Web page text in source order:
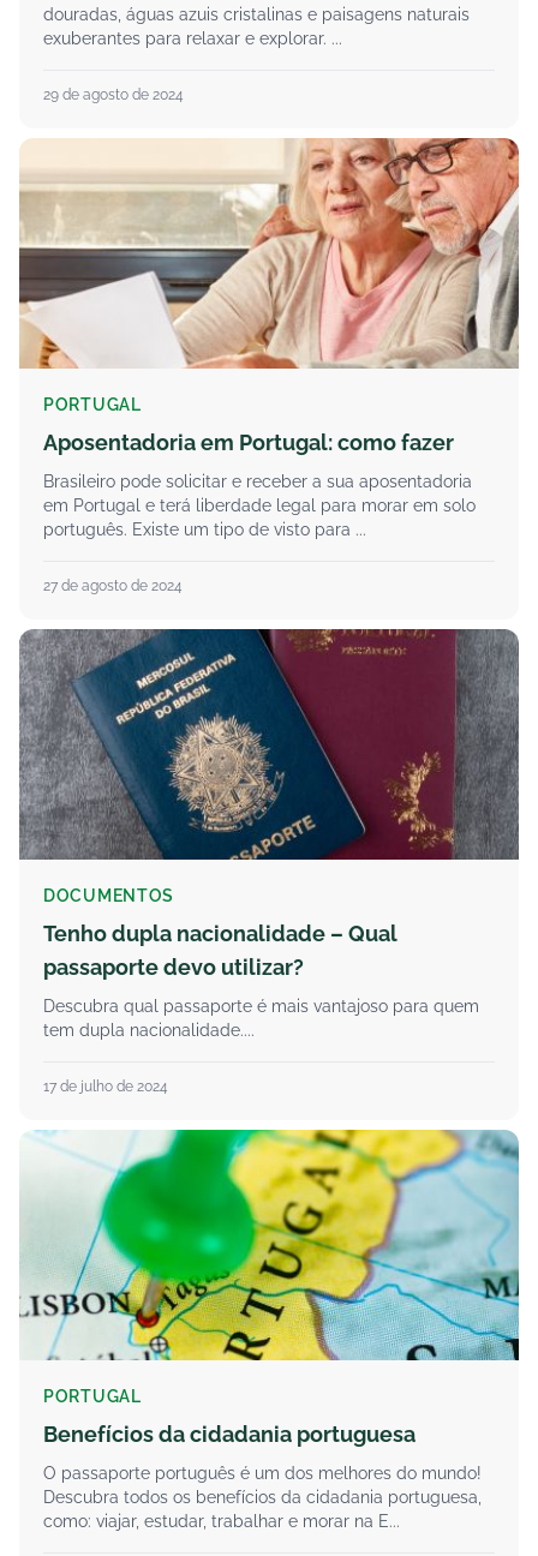
douradas, águas azuis cristalinas e paisagens naturais
exuberantes para relaxar e explorar. ...
29 de agosto de 2024
PORTUGAL
Aposentadoria em Portugal: como fazer
Brasileiro pode solicitar e receber a sua aposentadoria
em Portugal e terá liberdade legal para morar em solo
português. Existe um tipo de visto para ...
27 de agosto de 2024
DOCUMENTOS
Tenho dupla nacionalidade – Qual
passaporte devo utilizar?
Descubra qual passaporte é mais vantajoso para quem
tem dupla nacionalidade....
17 de julho de 2024
PORTUGAL
Benefícios da cidadania portuguesa
O passaporte português é um dos melhores do mundo!
Descubra todos os benefícios da cidadania portuguesa,
como: viajar, estudar, trabalhar e morar na E...